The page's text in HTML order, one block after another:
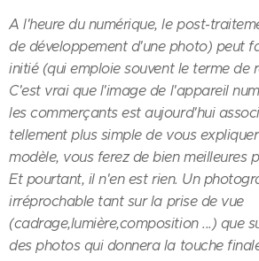
A l'heure du numérique, le post-
de développement d'une photo) peut
initié (qui emploie souvent le terme de
C'est vrai que l'image de l'appareil
les commerçants est aujourd'hui
tellement plus simple de vous
modèle, vous ferez de bien meilleures
Et pourtant, il n'en est rien. Un
irréprochable tant sur la prise de vue
(cadrage,lumière,composition ...) que
des photos qui donnera la touche